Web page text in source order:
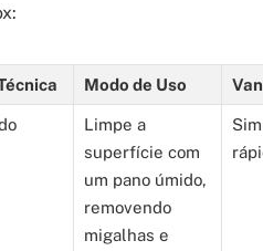
Modo de Uso
Limpe a
superfície com
um pano úmido,
removendo
migalhas e